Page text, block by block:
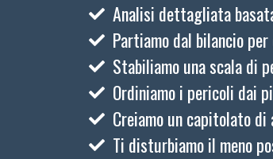
Analisi dettagliata
Partiamo dal bilancio
Stabiliamo una scala di
Ordiniamo i pericoli dai
Creiamo un capitolato
Ti disturbiamo il meno